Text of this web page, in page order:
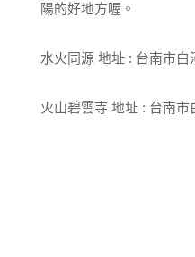
陽的好地方喔。
水火同源 地址 : 台南市白
火山碧雲寺 地址 : 台南